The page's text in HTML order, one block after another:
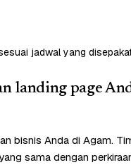
jadwal yang
landing page
bisnis Anda di Agam.
sama dengan